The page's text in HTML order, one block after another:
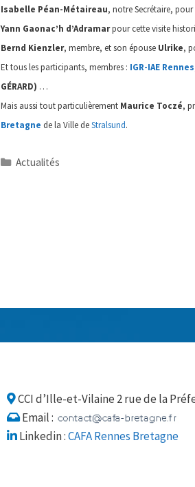
Isabelle Péan-Métaireau, notre Secrétaire,
Yann Gaonac’h d’Adramarpour cette visite
Bernd Kienzler, membre, et son épouse Ulrike,
Et tous les participants, membres : IGR-IAE Rennes
GÉRARD) …
Mais aussi tout particulièrement Maurice Toczé,
Bretagne de la Ville deStralsund.
Catégories
Actualités
CCI d’Ille-et-Vilaine 2 rue de la
Email :
Linkedin :CAFA Rennes Bretagne